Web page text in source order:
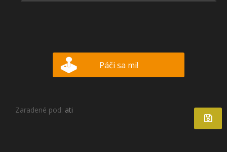
Páči sa mi!
Zaradené pod: ati